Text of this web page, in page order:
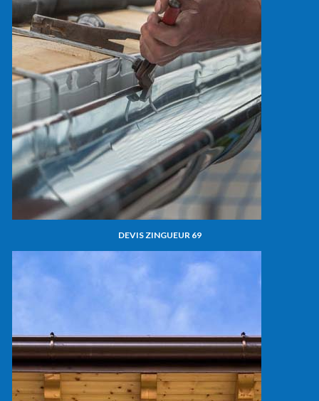
DEVIS ZINGUEUR 69